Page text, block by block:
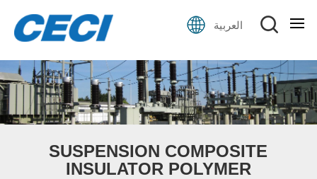
العربية
SUSPENSION COMPOSITE
INSULATOR POLYMER